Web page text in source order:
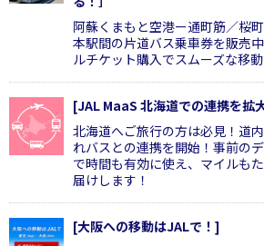
阿蘇くまもと空港ー通町筋／桜
本駅間の片道バス乗車券を販売
ルチケット購入でスムーズな移動
[JAL MaaS 北海道での連携を拡
北海道へご旅行の方は必見！道
れバスとの連携を開始！事前の
で時間も有効に使え、マイルも
届けします！
[大阪への移動はJALで！]